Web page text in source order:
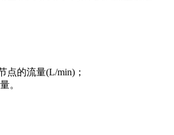
点的流量(L/min)；
。